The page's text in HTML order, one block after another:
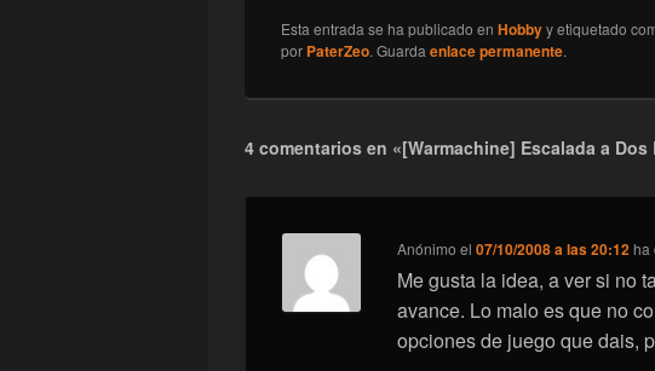
Esta entrada se ha publicado en Hobbyy etiquetado
por PaterZeo. Guarda enlace permanente.
4 comentarios en «[Warmachine] Escalada a
Anónimo el07/10/2008 a las 20:12ha
Me gusta la idea, a ver si no
avance. Lo malo es que no
opciones de juego que dais,